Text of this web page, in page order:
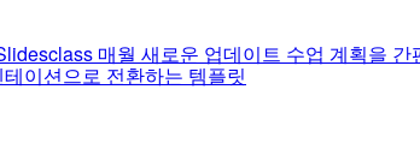
매월 새로운 업데이트 수업 계획을 간
이션으로 전환하는 템플릿